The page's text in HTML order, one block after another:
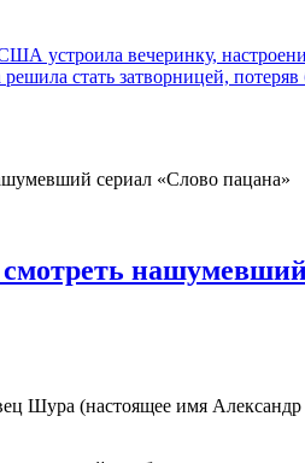
устроила вечеринку,
стать затворницей, потеряв
Шура (настоящее имя